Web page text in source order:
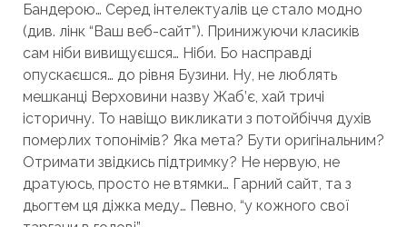
Бандерою… Серед інтелектуалів це стало модно
(див. лінк “Ваш веб-сайт”). Принижуючи класиків
сам ніби вивищуєшся… Ніби. Бо насправді
опускаєшся… до рівня Бузини. Ну, не люблять
мешканці Верховини назву Жаб’є, хай тричі
історичну. То навіщо викликати з потойбіччя духів
померлих топонімів? Яка мета? Бути оригінальним?
Отримати звідкись підтримку? Не нервую, не
дратуюсь, просто не втямки… Гарний сайт, та з
дьогтем ця діжка меду… Певно, “у кожного свої